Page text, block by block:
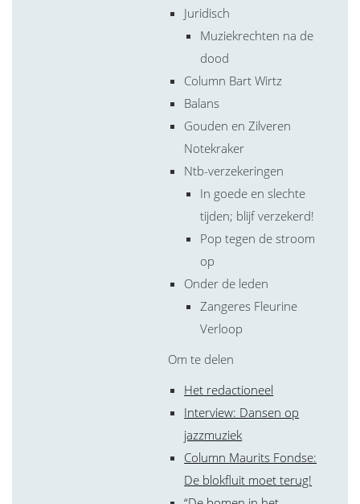
Juridisch
Muziekrechten na de
dood
Column Bart Wirtz
Balans
Gouden en Zilveren
Notekraker
Ntb-verzekeringen
In goede en slechte
tijden; blijf verzekerd!
Pop tegen de stroom
op
Onder de leden
Zangeres Fleurine
Verloop
Om te delen
Het redactioneel
Interview: Dansen op
jazzmuziek
Column Maurits Fondse:
De blokfluit moet terug!